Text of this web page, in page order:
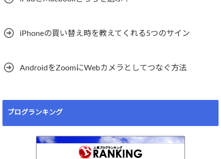
iPhoneの買い替え時を教えてくれる5つのサイン
AndroidをZoomにWebカメラとしてつなぐ方法
ブログランキング